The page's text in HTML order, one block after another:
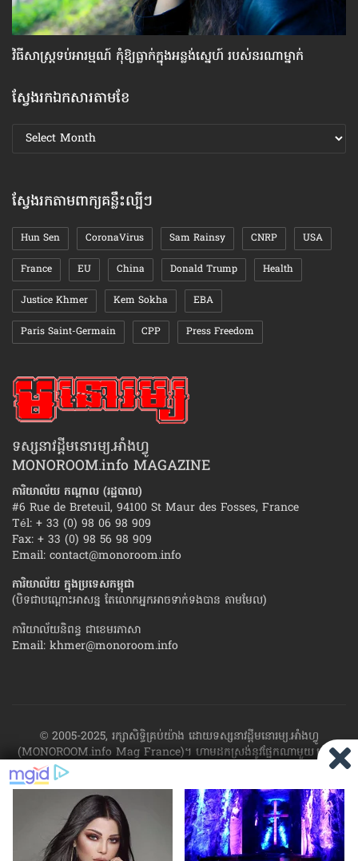
វិធីសាស្រ្ត​ទប់​អារម្មណ៍ កុំឱ្យធ្លាក់​ក្នុងអន្លង់ស្នេហ៍ របស់​នរណា​ម្នាក់
ស្វែងរកឯកសារតាមខែ
ស្វែងរក
ឯកសារ
ស្វែងរកតាមពាក្យគន្លឹះល្បីៗ
Hun Sen CoronaVirus Sam Rainsy CNRP USA
France EU China Donald Trump Health
Justice Khmer Kem Sokha EBA
Paris Saint-Germain CPP Press Freedom
ទស្សនាវដ្ដីមនោរម្យ.អាំងហ្វូ
MONOROOM.info MAGAZINE
ការិយាល័យ កណ្ដាល (រដ្ឋបាល)
#6 Rue de Breteuil, 94100 St Maur des Fosses, France
Tél: + 33 (0) 98 06 98 909
Fax: + 33 (0) 98 56 98 909
Email: contact@monoroom.info
ការិយាល័យ ក្នុង​ប្រទេស​កម្ពុជា
(បិទជាបណ្ដោះអាសន្ន តែលោកអ្នកអាចទាក់ទងបាន តាមមែល)
ការិយាល័យនិពន្ធ ជាខេមរភាសា
Email: khmer@monoroom.info
© 2005-2025, រក្សាសិទ្ធិគ្រប់យ៉ាង ដោយទស្សនាវដ្ដី​មនោរម្យ.អាំងហ្វូ
(MONOROOM.info Mag France)។ ហាម​ដក​ស្រង់​នូវ​ផ្នែក​ណា​មួយ​ ឬ​ផ្នែក​
ទាំង​អស់ ​នៃ​ការ​ផ្សាយ​របស់​ទស្សនាវដ្ដី​​មនោរម្យ.អាំងហ្វូ យក​ទៅ​​បោះពុម្ព នៅ
លើក្រដាស ឬតាម​ប្រព័ន្ធ​អេឡិច​ត្រូនិច - ផ្សាយ​តាម​រលក​ធាតុអាកាស ឬតាមប្រព័ន្ធ
អេឡិចត្រូនិច - សរសេរ​ឡើង​វិញ ឬ​ចែក​ចាយ​ តាមវិធីណាក៏ដោយ ដោយ​គ្មាន​ការ​
យល់ព្រម ជា​លាយ​លក្ខណ៍​អក្សរ​ ពី​ចាងហ្វាង​ការ​ផ្សាយ​។ផ្ទុយមកវិញ ដើម្បី​ទទួល​
បាននូវសិទ្ធិ​ទាំងនេះ សូម​ទាក់​ទង​មក​ទស្សនាវដ្ដី។